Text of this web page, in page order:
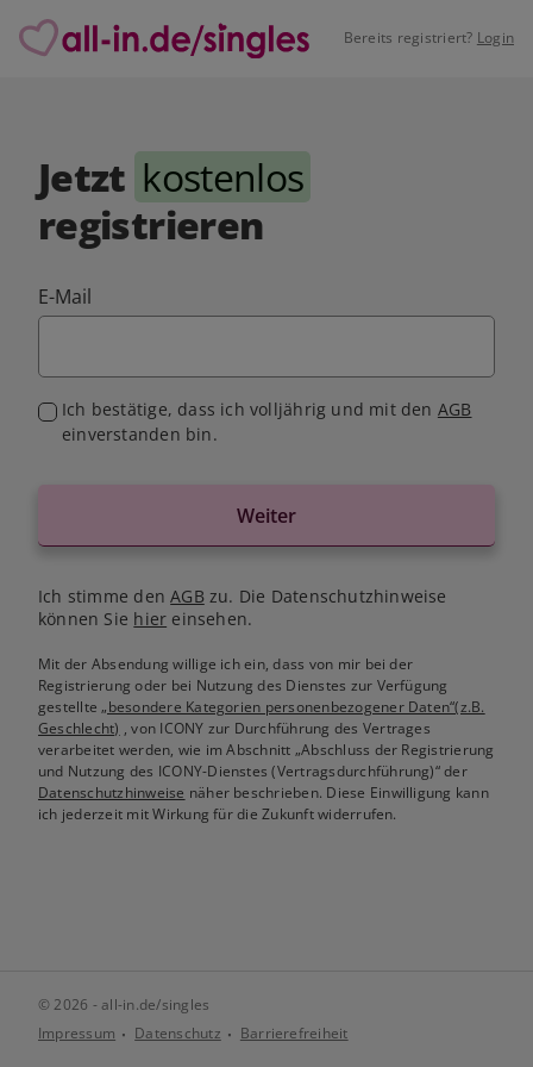
Bereits registriert? Login
Jetzt kostenlos
registrieren
E-Mail
Ich bestätige, dass ich volljährig und mit den AGB
einverstanden bin.
Weiter
Ich stimme denAGB zu. Die Datenschutzhinweise
können Sie hier einsehen.
Mit der Absendung willige ich ein, dass von mir bei der
Registrierung oder bei Nutzung des Dienstes zur Verfügung
gestellte„besondere Kategorien personenbezogener Daten“(z.B.
Geschlecht) , von ICONY zur Durchführung des Vertrages
verarbeitet werden, wie im Abschnitt „Abschluss der Registrierung
und Nutzung des ICONY-Dienstes (Vertragsdurchführung)“ der
Datenschutzhinweise näher beschrieben. Diese Einwilligung kann
ich jederzeit mit Wirkung für die Zukunft widerrufen.
© 2026 - all-in.de/singles
Impressum
Datenschutz Barrierefreiheit